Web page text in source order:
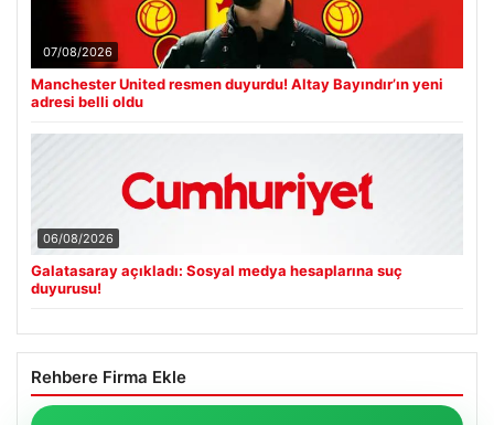
07/08/2026
Manchester United resmen duyurdu! Altay Bayındır’ın yeni
adresi belli oldu
06/08/2026
Galatasaray açıkladı: Sosyal medya hesaplarına suç
duyurusu!
Rehbere Firma Ekle